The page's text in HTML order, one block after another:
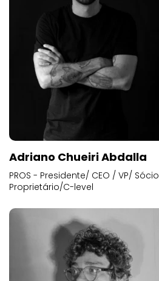
Adriano Chueiri Abdalla
PROS - Presidente/ CEO / VP/ Sócio
Proprietário/C-level